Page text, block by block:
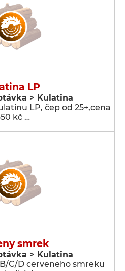
LP
> Kulatina
LP, čep od 25+,cena
kč …
smrek
> Kulatina
C/D cerveneho smreku